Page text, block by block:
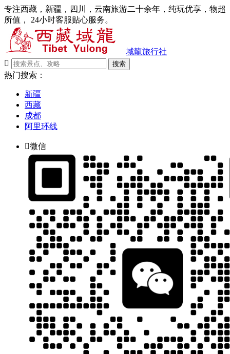
专注西藏，新疆，四川，云南旅游二十余年，纯玩优享，物超
所值， 24小时客服贴心服务。
域龍旅行社

搜索
热门搜索：
新疆
西藏
成都
阿里环线
微信